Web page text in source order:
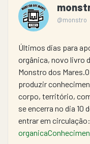
@monstro
Últimos dias para
orgânica, novo livro
Monstro dos
produzir
corpo, território,
se encerra no dia 10
entrar em circulação: